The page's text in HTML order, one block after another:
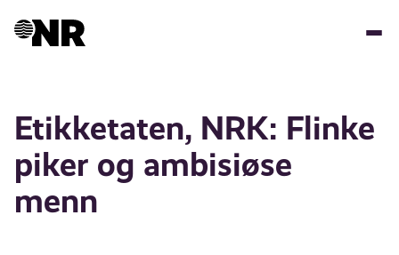
Etikketaten, NRK: Flinke
piker og ambisiøse
menn